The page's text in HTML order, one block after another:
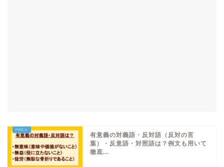
有意義の対義語・反対語（反対の言
葉）・反意語・対照語は？例文も用いて
徹底...